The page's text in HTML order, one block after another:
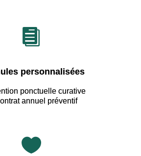

personnalisées
ponctuelle curative
annuel préventif
